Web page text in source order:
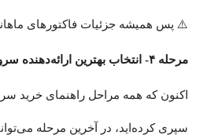
⚠️ پس همیشه جزئیات فاکتورهای
مرحله ۴- انتخاب بهترین ارائه‌دهنده سرور مجازی
اکنون که همه مراحل راهنمای خرید
سپری کرده‌اید، در آخرین مرحله